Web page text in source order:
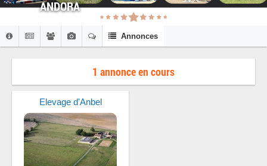
ANDORA
Annonces
1 annonce en cours
Elevage d'Anbel